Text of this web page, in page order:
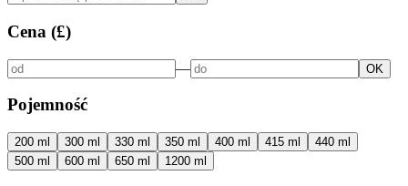
Cena (£)
— OK
Pojemność
200 ml 300 ml 330 ml 350 ml 400 ml 415 ml
440 ml
500 ml
600 ml 650 ml 1200 ml